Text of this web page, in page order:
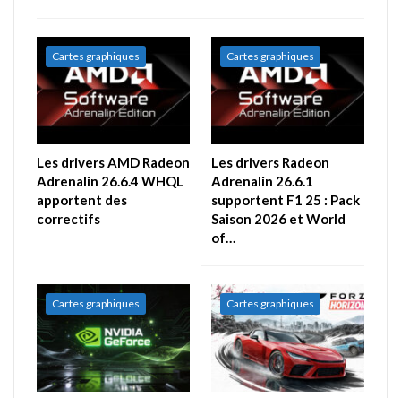
Cartes graphiques
Les drivers AMD Radeon
Adrenalin 26.6.4 WHQL
apportent des
correctifs
Cartes graphiques
Les drivers Radeon
Adrenalin 26.6.1
supportent F1 25 : Pack
Saison 2026 et World
of…
Cartes graphiques Cartes graphiques